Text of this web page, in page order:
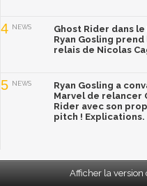
4 NEWS
Ghost Rider dans le
Ryan Gosling prend
relais de Nicolas
5 NEWS
Ryan Gosling a
Marvel de relancer
Rider avec son
pitch ! Explications.
Afficher la version